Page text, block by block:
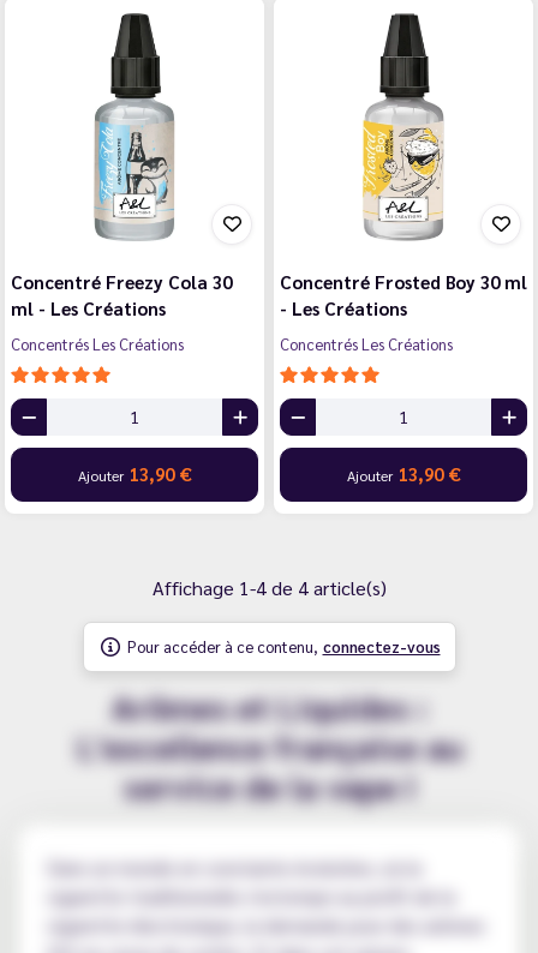
Concentré Freezy Cola 30
ml - Les Créations
Concentrés Les Créations
Ajouter 13,90 €
Concentré Frosted Boy 30 ml
- Les Créations
Concentrés Les Créations
Ajouter 13,90 €
Affichage 1-4 de 4 article(s)
Pour accéder à ce contenu, connectez-vous
Arômes et Liquides :
L'excellence française au
service de la vape !
Dans un monde en constante évolution, où la
cigarette traditionnelle s'estompe au profit de la
cigarette électronique, la demande pour des arômes